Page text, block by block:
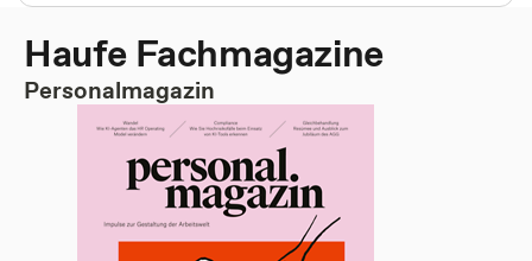
Haufe Fachmagazine
Personalmagazin